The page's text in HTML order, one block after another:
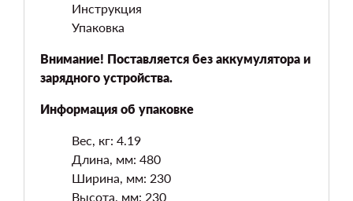
Инструкция
Упаковка
Внимание! Поставляется без аккумулятора и
зарядного устройства.
Информация об упаковке
Вес, кг: 4.19
Длина, мм: 480
Ширина, мм: 230
Высота, мм: 230